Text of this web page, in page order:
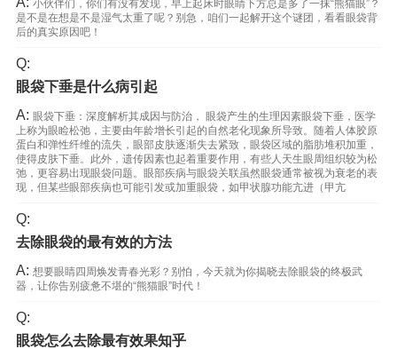
小伙伴们，你们有没有发现，早上起床时眼睛下方总是多了一抹“熊猫眼”？
是不是在想是不是湿气太重了呢？别急，咱们一起解开这个谜团，看看眼袋背
后的真实原因吧！
Q:
眼袋下垂是什么病引起
A: 眼袋下垂：深度解析其成因与防治， 眼袋产生的生理因素眼袋下垂，医学
上称为眼睑松弛，主要由年龄增长引起的自然老化现象所导致。随着人体胶原
蛋白和弹性纤维的流失，眼部皮肤逐渐失去紧致，眼袋区域的脂肪堆积加重，
使得皮肤下垂。此外，遗传因素也起着重要作用，有些人天生眼周组织较为松
弛，更容易出现眼袋问题。眼部疾病与眼袋关联虽然眼袋通常被视为衰老的表
现，但某些眼部疾病也可能引发或加重眼袋，如甲状腺功能亢进（甲亢
Q:
去除眼袋的最有效的方法
A: 想要眼睛四周焕发青春光彩？别怕，今天就为你揭晓去除眼袋的终极武
器，让你告别疲惫不堪的“熊猫眼”时代！
Q:
眼袋怎么去除最有效果知乎